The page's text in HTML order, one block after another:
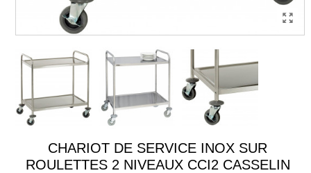
CHARIOT DE SERVICE INOX SUR
ROULETTES 2 NIVEAUX CCI2 CASSELIN